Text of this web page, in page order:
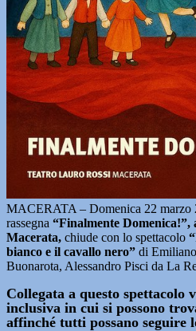
MACERATA – Domenica 22 marzo
rassegna “Finalmente
Macerata, chiude con lo spettacolo
bianco e il cavallo nero” di
Buonarota, Alessandro Pisci da La
Collegata a questo spettacolo
inclusiva in cui si possono
affinché tutti possano seguire